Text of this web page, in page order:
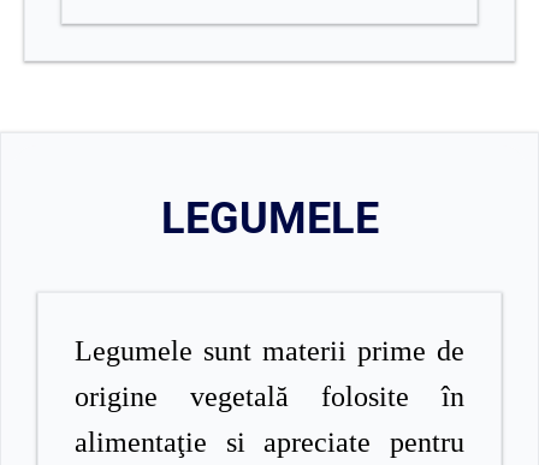
LEGUMELE
Legumele sunt materii prime de
origine vegetală folosite în
alimentaţie si apreciate pentru